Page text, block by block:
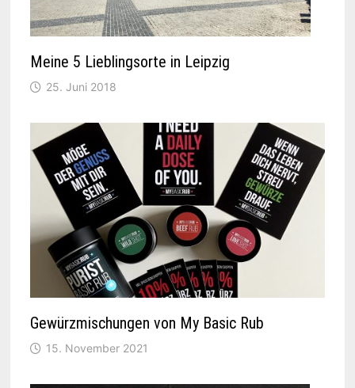
Meine 5 Lieblingsorte in Leipzig
25. Juni 2018
Gewürzmischungen von My Basic Rub
15. November 2021